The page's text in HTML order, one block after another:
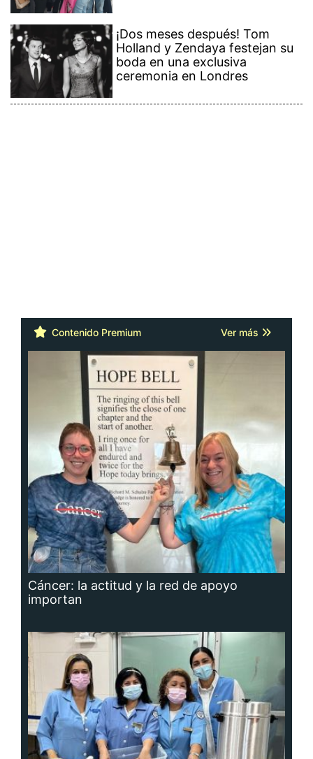
¡Dos meses después! Tom
Holland y Zendaya festejan su
boda en una exclusiva
ceremonia en Londres
Contenido Premium Ver más
Cáncer: la actitud y la red de apoyo
importan